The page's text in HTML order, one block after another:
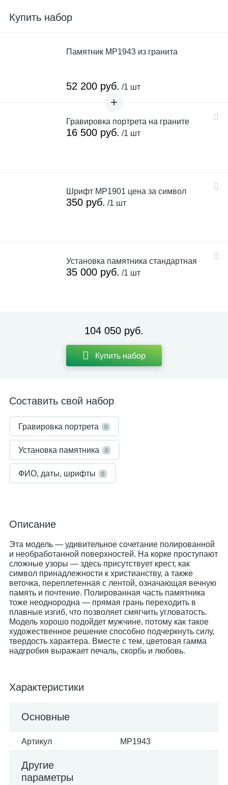
Купить набор
Памятник MP1943 из гранита
52 200 руб. /1 шт
Гравировка портрета на граните
16 500 руб. /1 шт
Шрифт MP1901 цена за символ
350 руб. /1 шт
Установка памятника стандартная
35 000 руб. /1 шт
104 050 руб.
Купить набор
Составить свой набор
Гравировка портрета 0
Установка памятника 0
ФИО, даты, шрифты 0
Описание
Эта модель — удивительное сочетание полированной
и необработанной поверхностей. На корке проступают
сложные узоры — здесь присутствует крест, как
символ принадлежности к христианству, а также
веточка, переплетенная с лентой, означающая вечную
память и почтение. Полированная часть памятника
тоже неоднородна — прямая грань переходить в
плавные изгиб, что позволяет смягчить угловатость.
Модель хорошо подойдет мужчине, потому как такое
художественное решение способно подчеркнуть силу,
твердость характера. Вместе с тем, цветовая гамма
надгробия выражает печаль, скорбь и любовь.
Характеристики
Основные
Артикул MP1943
Другие
параметры